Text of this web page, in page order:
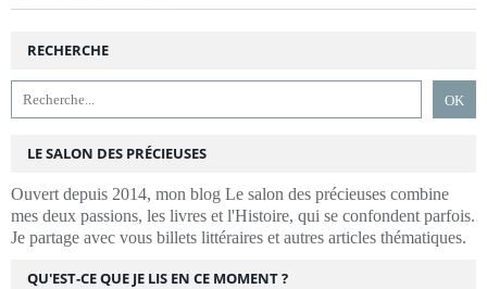
RECHERCHE
LE SALON DES PRÉCIEUSES
Ouvert depuis 2014, mon blog Le salon des précieuses combine
mes deux passions, les livres et l'Histoire, qui se confondent parfois.
Je partage avec vous billets littéraires et autres articles thématiques.
QU'EST-CE QUE JE LIS EN CE MOMENT ?